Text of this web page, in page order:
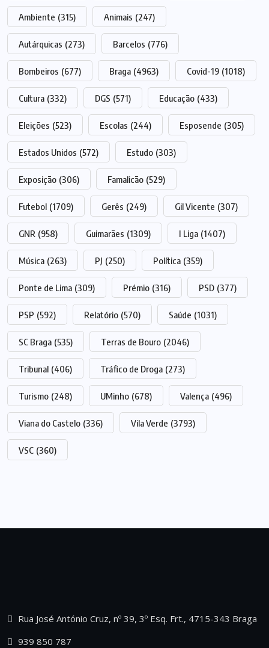
Ambiente (315) Animais (247)
Autárquicas (273) Barcelos (776)
Bombeiros (677) Braga (4963) Covid-19 (1018)
Cultura (332) DGS (571) Educação (433)
Eleições (523) Escolas (244) Esposende (305)
Estados Unidos (572) Estudo (303)
Exposição (306) Famalicão (529)
Futebol (1709) Gerês (249) Gil Vicente (307)
GNR (958) Guimarães (1309) I Liga (1407)
Música (263) PJ (250) Política (359)
Ponte de Lima (309) Prémio (316) PSD (377)
PSP (592) Relatório (570) Saúde (1031)
SC Braga (535) Terras de Bouro (2046)
Tribunal (406) Tráfico de Droga (273)
Turismo (248) UMinho (678) Valença (496)
Viana do Castelo (336) Vila Verde (3793)
VSC (360)
Rua José António Cruz, nº 39, 3º Esq. Frt., 4715-343 Braga
939 850 787